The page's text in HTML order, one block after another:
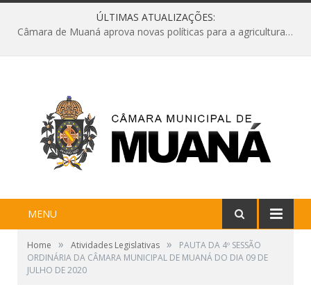
ÚLTIMAS ATUALIZAÇÕES:
Câmara de Muaná aprova novas políticas para a agricultura e solicita reforma da Ponte do Reduto
MENU
Home » Atividades Legislativas »
PAUTA DA 4º SESSÃO
ORDINÁRIA DA CÂMARA MUNICIPAL DE MUANÁ DO DIA 09 DE
JULHO DE 2020